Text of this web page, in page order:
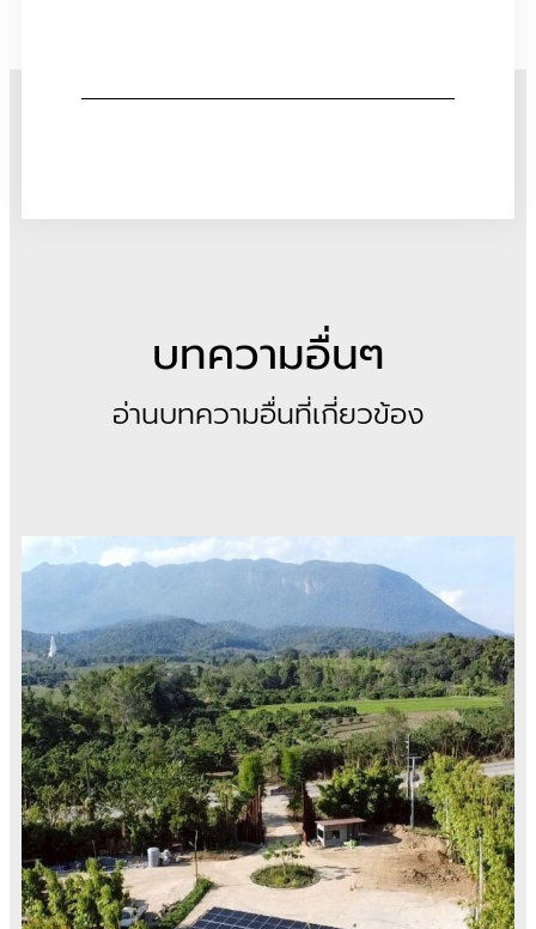
บทความอื่นๆ
อ่านบทความอื่นที่เกี่ยวข้อง